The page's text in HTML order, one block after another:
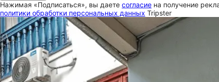
Нажимая «Подписаться», вы даете согласие на получение
политики обработки персональных данных Tripster